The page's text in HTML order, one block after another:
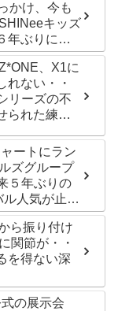
かけ、今も
キッズ
年ぶりに東
想は？
、X1に
れない・・
リーズの不
られた練習
ートにラン
ズグループ
５年ぶりの
人気が止ま
2025」にも
ら振り付け
関節が・・
を得ない深
の展示会